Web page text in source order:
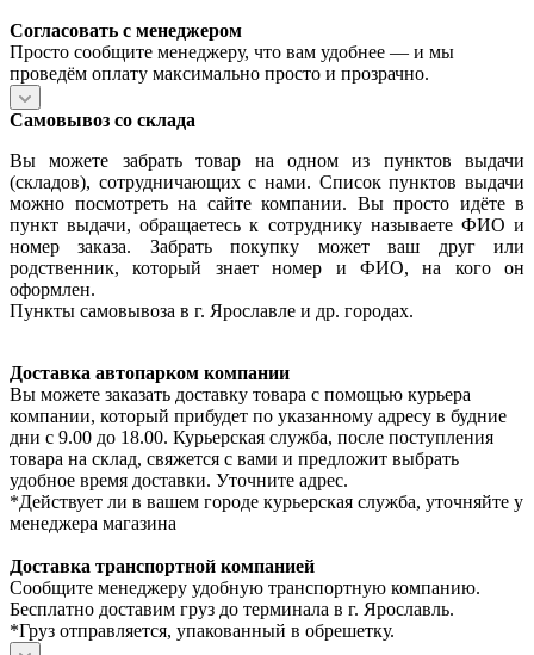
Согласовать с менеджером
Просто сообщите менеджеру, что вам удобнее — и мы
проведём оплату максимально просто и прозрачно.
Самовывоз со склада
Вы можете забрать товар на одном из пунктов выдачи
(складов), сотрудничающих с нами. Список пунктов выдачи
можно посмотреть на сайте компании. Вы просто идёте в
пункт выдачи, обращаетесь к сотруднику называете ФИО и
номер заказа. Забрать покупку может ваш друг или
родственник, который знает номер и ФИО, на кого он
оформлен.
Пункты самовывоза в г. Ярославле и др. городах.
Доставка автопарком компании
Вы можете заказать доставку товара с помощью курьера
компании, который прибудет по указанному адресу в будние
дни с 9.00 до 18.00. Курьерская служба, после поступления
товара на склад, свяжется с вами и предложит выбрать
удобное время доставки. Уточните адрес.
*Действует ли в вашем городе курьерская служба, уточняйте у
менеджера магазина
Доставка транспортной компанией
Сообщите менеджеру удобную транспортную компанию.
Бесплатно доставим груз до терминала в г. Ярославль.
*Груз отправляется, упакованный в обрешетку.